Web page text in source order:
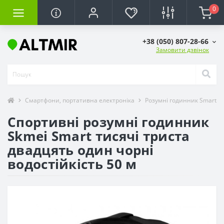
0
+38 (050) 807-28-66
Замовити дзвінок
Смартфони, портативна електроніка Розумні годинник
Спортивні розумні годинник
Skmei Smart тисячі триста
двадцять один чорні
водостійкість 50 м